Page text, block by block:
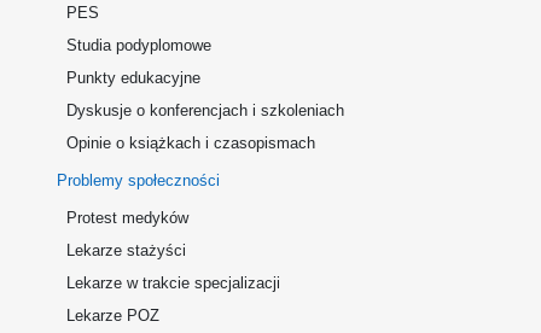
PES
Studia podyplomowe
Punkty edukacyjne
Dyskusje o konferencjach i szkoleniach
Opinie o książkach i czasopismach
Problemy społeczności
Protest medyków
Lekarze stażyści
Lekarze w trakcie specjalizacji
Lekarze POZ